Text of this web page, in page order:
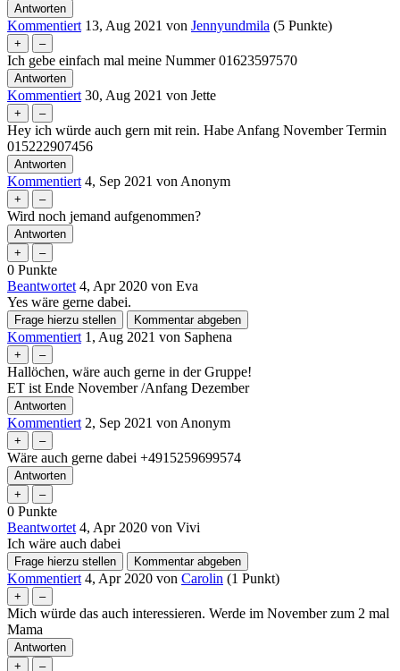
Kommentiert 13, Aug 2021 von Jennyundmila (5 Punkte)
Ich gebe einfach mal meine Nummer 01623597570
Kommentiert 30, Aug 2021 von Jette
Hey ich würde auch gern mit rein. Habe Anfang November Termin
015222907456
Kommentiert 4, Sep 2021 von Anonym
Wird noch jemand aufgenommen?
0 Punkte
Beantwortet 4, Apr 2020 von Eva
Yes wäre gerne dabei.
Kommentiert 1, Aug 2021 von Saphena
Hallöchen, wäre auch gerne in der Gruppe!
ET ist Ende November /Anfang Dezember
Kommentiert 2, Sep 2021 von Anonym
Wäre auch gerne dabei +4915259699574
0 Punkte
Beantwortet 4, Apr 2020 von Vivi
Ich wäre auch dabei
Kommentiert 4, Apr 2020 von Carolin (1 Punkt)
Mich würde das auch interessieren. Werde im November zum 2 mal
Mama